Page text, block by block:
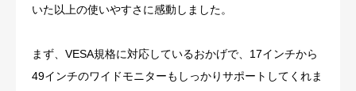
いた以上の使いやすさに感動しました。
まず、VESA規格に対応しているおかげで、17インチから
49インチのワイドモニターもしっかりサポートしてくれま